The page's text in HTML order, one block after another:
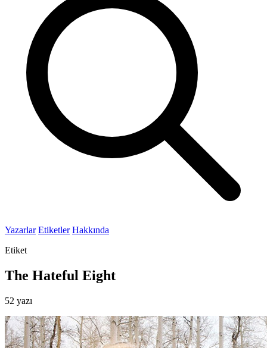
Yazarlar Etiketler Hakkında
Etiket
The Hateful Eight
52 yazı